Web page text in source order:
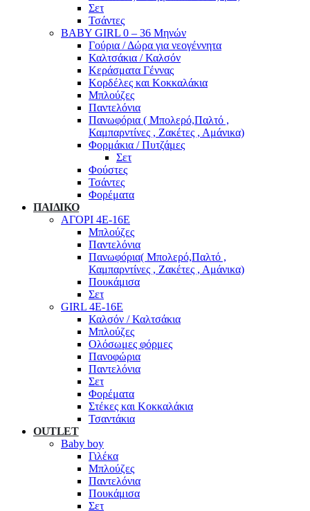
Σετ
Τσάντες
BABY GIRL 0 – 36 Μηνών
Γούρια / Δώρα για νεογέννητα
Καλτσάκια / Καλσόν
Κεράσματα Γέννας
Κορδέλες και Κοκκαλάκια
Μπλούζες
Παντελόνια
Πανωφόρια ( Μπολερό,Παλτό ,
Καμπαρντίνες , Ζακέτες , Αμάνικα)
Φορμάκια / Πυτζάμες
Σετ
Φούστες
Τσάντες
Φορέματα
ΠΑΙΔΙΚΟ
ΑΓΟΡΙ 4Ε-16Ε
Μπλούζες
Παντελόνια
Πανωφόρια( Μπολερό,Παλτό ,
Καμπαρντίνες , Ζακέτες , Αμάνικα)
Πουκάμισα
Σετ
GIRL 4Ε-16Ε
Καλσόν / Καλτσάκια
Μπλούζες
Ολόσωμες φόρμες
Πανοφώρια
Παντελόνια
Σετ
Φορέματα
Στέκες και Κοκκαλάκια
Τσαντάκια
OUTLET
Baby boy
Γιλέκα
Μπλούζες
Παντελόνια
Πουκάμισα
Σετ